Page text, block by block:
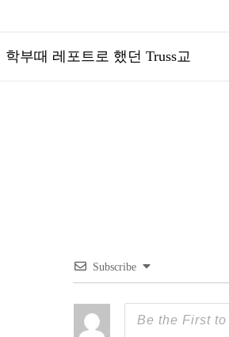
학부때 레포트로 했던 Truss교
Subscribe